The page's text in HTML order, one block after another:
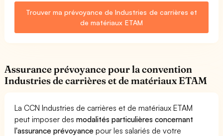
Trouver ma prévoyance de Industries de carrières et
de matériaux ETAM
Assurance prévoyance pour la convention
Industries de carrières et de matériaux ETAM
La CCN Industries de carrières et de matériaux ETAM
peut imposer desmodalités particulières concernant
l'assurance prévoyance pour les salariés de votre